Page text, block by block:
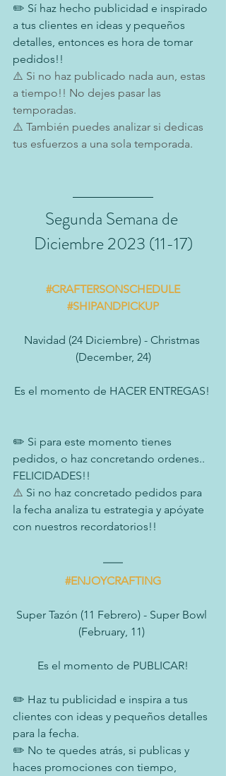
✏️ Sí haz hecho publicidad e inspirado
a tus clientes en ideas y pequeños
detalles, entonces es hora de tomar
pedidos!!
⚠️ Si no haz publicado nada aun, estas
a tiempo!! No dejes pasar las
temporadas.
⚠️ También puedes analizar si dedicas
tus esfuerzos a una sola temporada.
Segunda Semana de
Diciembre 2023 (11-17)
#CRAFTERSONSCHEDULE
#SHIPANDPICKUP
Navidad (24 Diciembre) - Christmas
(December, 24)
Es el momento de HACER ENTREGAS!
✏️ Si para este momento tienes
pedidos, o haz concretando ordenes..
FELICIDADES!!
⚠️ Si no haz concretado pedidos para
la fecha analiza tu estrategia y apóyate
con nuestros recordatorios!!
#ENJOYCRAFTING
Super Tazón (11 Febrero) - Super Bowl
(February, 11)
Es el momento de PUBLICAR!
✏️ Haz tu publicidad e inspira a tus
clientes con ideas y pequeños detalles
para la fecha.
✏️ No te quedes atrás, si publicas y
haces promociones con tiempo,